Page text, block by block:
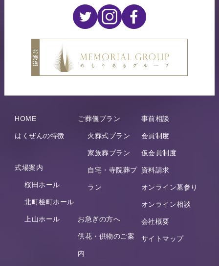
HOME
はくぜんの特徴
式場案内
桜田ホール
北町桧町ホール
上山ホール
ご葬儀プラン
火葬式プラン
家族葬プラン
自宅・寺院葬プ
ラン
お急ぎの方へ
供花・供物のご案
内
事前相談
会員制度
仮会員制度
資料請求
オンライン墓参り
オンライン相談
会社概要
サイトマップ